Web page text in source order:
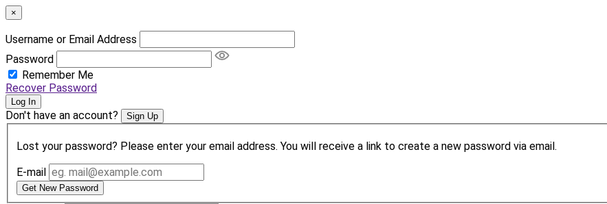
×
Username or Email Address
Password
Remember Me
Recover Password
Log In
Don't have an account? Sign Up
Lost your password? Please enter your email address. You will receive a link to create a new password via email.
E-mail
Get New Password